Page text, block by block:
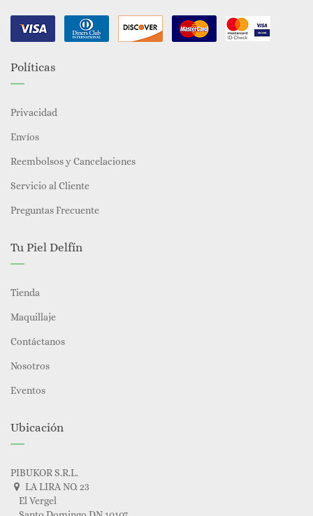
Políticas
Privacidad
Envíos
Reembolsos y Cancelaciones
Servicio al Cliente
Preguntas Frecuente
Tu Piel Delfín
Tienda
Maquillaje
Contáctanos
Nosotros
Eventos
Ubicación
PIBUKOR S.R.L.
LA LIRA NO. 23
El Vergel